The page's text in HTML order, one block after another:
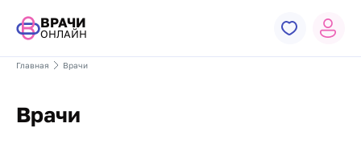
ВРАЧИ
ОНЛАЙН
Главная Врачи
Врачи